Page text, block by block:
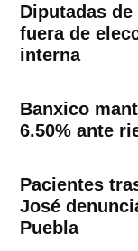
Diputadas
fuera de
interna
Banxico
6.50% ante
Pacientes
José
Puebla